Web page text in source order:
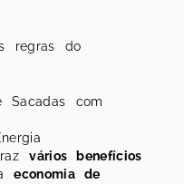
regras do
Sacadas com
vários benefícios
economia de